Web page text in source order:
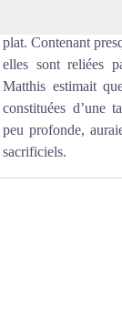
plat. Contenant
elles sont reliées
Matthis estimait
constituées d’une
peu profonde,
sacrificiels.